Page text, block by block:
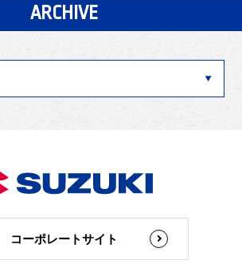
ARCHIVE
コーポレートサイト